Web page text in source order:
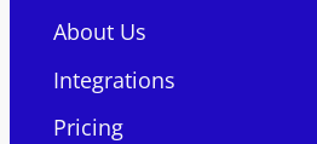
About Us
Integrations
Pricing